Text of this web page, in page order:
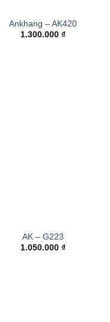
Ankhang – AK420
1.300.000 ₫
AK – G223
1.050.000 ₫